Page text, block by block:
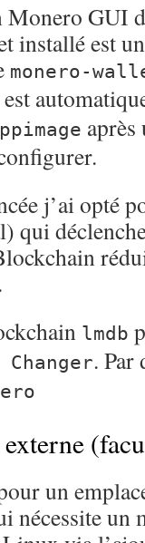
GUI
installé est
monero-
après
j’ai opté
qui
lmdb
. Par
un
nécessite un